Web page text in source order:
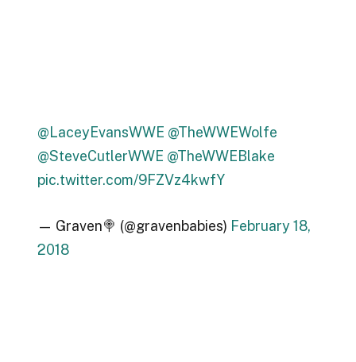
@LaceyEvansWWE @TheWWEWolfe
@SteveCutlerWWE @TheWWEBlake
pic.twitter.com/9FZVz4kwfY
— Graven🍭 (@gravenbabies) February 18,
2018